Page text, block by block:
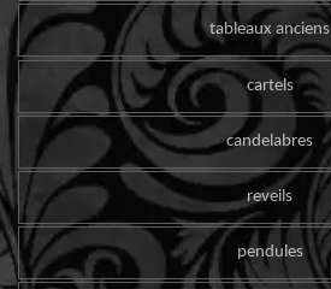
tableaux anciens
cartels
candelabres
reveils
pendules